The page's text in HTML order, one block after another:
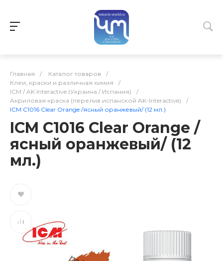
Главная / Каталог товаров
/
Клеи, краски и различная химия
/
ICM / AK Interactive (Украина / Испания)
/
Акриловая краска (перелив испанской AK-Interactive)
/
ICM C1016 Clear Orange /ясный оранжевый/ (12 мл.)
ICM C1016 Clear Orange /
ясный оранжевый/ (12
мл.)